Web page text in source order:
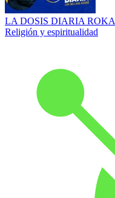
LA DOSIS DIARIA ROKA
Religión y espiritualidad